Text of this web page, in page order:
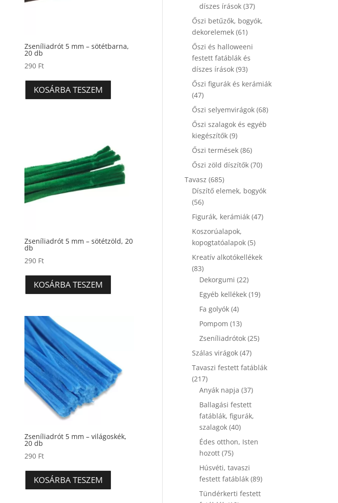
Zseníliadrót 5 mm – sötétbarna,
20 db
290 Ft
KOSÁRBA TESZEM
Zseníliadrót 5 mm – sötétzöld, 20
db
290 Ft
KOSÁRBA TESZEM
Zseníliadrót 5 mm – világoskék,
20 db
290 Ft
KOSÁRBA TESZEM
díszes írások 3737
termék
Őszi betűzők, bogyók,
dekorelemek 6161
termék
Őszi és halloweeni
festett fatáblák és
díszes írások 9393
termék
Őszi figurák és kerámiák
4747
termék
Őszi selyemvirágok 6868
Őszi szalagok és egyéb
kiegészítők 99
termék
Őszi termések 8686
termék
Őszi zöld díszítők 7070
Tavasz 685685
termék
Díszítő elemek, bogyók
5656
termék
Figurák, kerámiák 4747
Koszorúalapok,
kopogtatóalapok 55
termék
Kreatív alkotókellékek
8383
termék
Dekorgumi 2222
termék
Egyéb kellékek 1919
Fa golyók 44
termék
Pompom 1313
termék
Zseníliadrótok 2525
Szálas virágok 4747
termék
Tavaszi festett fatáblák
217217
termék
Anyák napja 3737
Ballagási festett
fatáblák, figurák,
szalagok 4040
termék
Édes otthon, Isten
hozott 7575
termék
Húsvéti, tavaszi
festett fatáblák 8989
Tündérkerti festett